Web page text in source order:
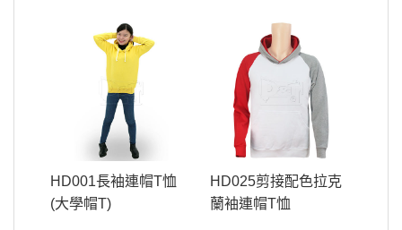
HD001長袖連帽T恤
(大學帽T)
HD025剪接配色拉克
蘭袖連帽T恤